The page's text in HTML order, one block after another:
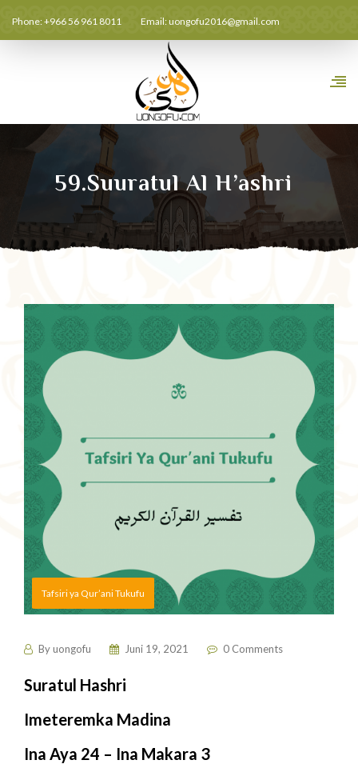
Phone: +966 56 961 8011 Email:uongofu2016@gmail.com
59.Suuratul Al H’ashri
Tafsiri ya Qur’ani Tukufu
Byuongofu Juni 19, 2021 0 Comments
Suratul Hashri
Imeteremka Madina
Ina Aya 24 – Ina Makara 3